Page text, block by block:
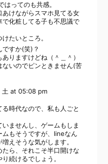
はってのも共感。
けながらスマホ見てる女
化粧してる子も不思議で
たいところ。
ですか(笑)？
りますけどね（＾＿＾）
いのでピンときません(苦
土 at 05:08 pm
時代なので、私も人ごと
ませんし、ゲームもしま
もそうですが、lineなん
えそうな気がします。
ら、それこそ半口開けな
続けるでしょう。